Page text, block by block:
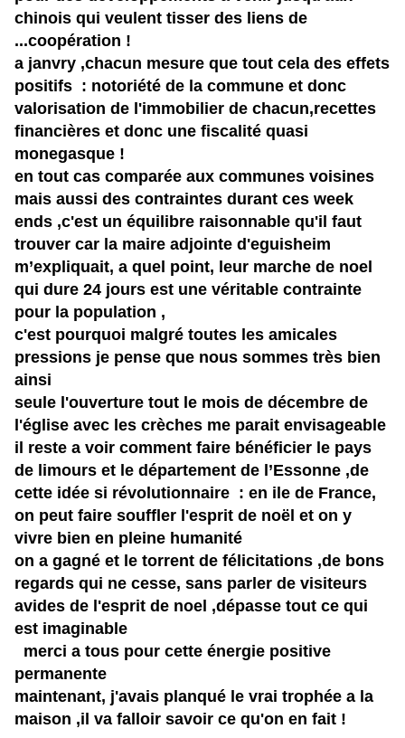
chinois qui veulent tisser des liens de
...coopération !
a janvry ,chacun mesure que tout cela des effets
positifs : notoriété de la commune et donc
valorisation de l'immobilier de chacun,recettes
financières et donc une fiscalité quasi
monegasque !
en tout cas comparée aux communes voisines
mais aussi des contraintes durant ces week
ends ,c'est un équilibre raisonnable qu'il faut
trouver car la maire adjointe d'eguisheim
m’expliquait, a quel point, leur marche de noel
qui dure 24 jours est une véritable contrainte
pour la population ,
c'est pourquoi malgré toutes les amicales
pressions je pense que nous sommes très bien
ainsi
seule l'ouverture tout le mois de décembre de
l'église avec les crèches me parait envisageable
il reste a voir comment faire bénéficier le pays
de limours et le département de l’Essonne ,de
cette idée si révolutionnaire : en ile de France,
on peut faire souffler l'esprit de noël et on y
vivre bien en pleine humanité
on a gagné et le torrent de félicitations ,de bons
regards qui ne cesse, sans parler de visiteurs
avides de l'esprit de noel ,dépasse tout ce qui
est imaginable
merci a tous pour cette énergie positive
permanente
maintenant, j'avais planqué le vrai trophée a la
maison ,il va falloir savoir ce qu'on en fait !